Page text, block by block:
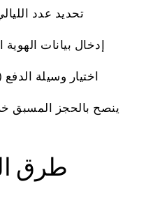
تحديد عدد
إدخال بيانات الهوية
اختيار وسيلة
ينصح بالحجز المسبق
طرق